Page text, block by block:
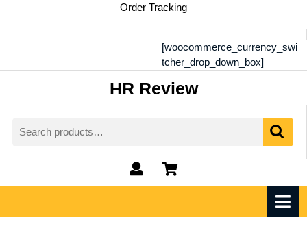
Order Tracking
[woocommerce_currency_swi
tcher_drop_down_box]
HR Review
for:
My
Account
shopping
cart